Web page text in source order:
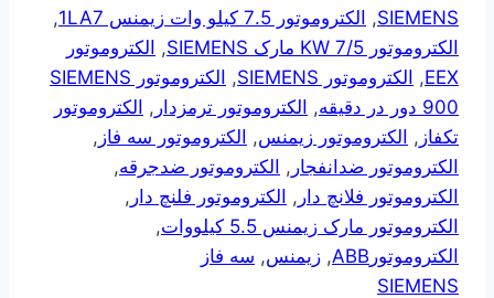
SIEMENS
, الکتروموتور 7.5 کیلو وات زیمنس 1LA7
,
الکتروموتور 7/5 KW مارک SIEMENS
, الکتروموتور
EEX
, الکتروموتور SIEMENS ,
الکتروموتور SIEMENS
900 دور در دقیقه
, الکتروموتور ترمزدار , الکتروموتور
تکفاز , الکتروموتور زیمنس, الکتروموتور سه فاز ,
الکتروموتور ضدانفجار , الکتروموتور ضدجرقه,
الکتروموتور فلانچ دار , الکتروموتور فلنچ دار ,
الکتروموتور مارک زیمنس 5.5 کیلووات
,
الکتروموتورABB
, زیمنس, سه فاز
SIEMENS